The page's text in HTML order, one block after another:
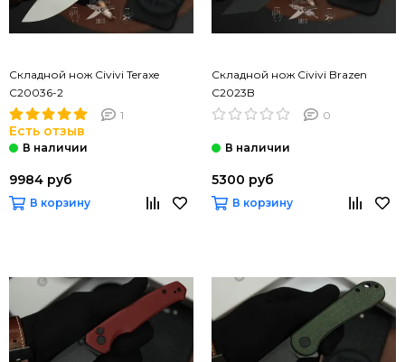
Складной нож Civivi Teraxe
C20036-2
1
Есть отзыв
9984 руб
В корзину
Складной нож Civivi Brazen
C2023B
0
5300 руб
В корзину